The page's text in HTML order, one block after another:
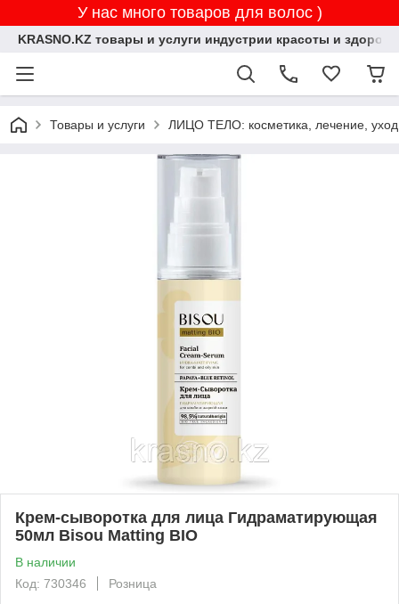
У нас много товаров для волос )
KRASNO.KZ товары и услуги индустрии красоты и
Товары и услуги ЛИЦО ТЕЛО: косметика, лечение, уход
Крем-cыворотка для лица Гидраматирующая
50мл Bisou Matting BIO
В наличии
Код: 730346
Розница